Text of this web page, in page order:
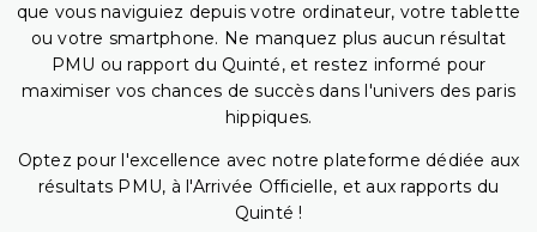
que vous naviguiez depuis votre ordinateur, votre tablette
ou votre smartphone. Ne manquez plus aucun résultat
PMU ou rapport du Quinté, et restez informé pour
maximiser vos chances de succès dans l'univers des paris
hippiques.
Optez pour l'excellence avec notre plateforme dédiée aux
résultats PMU, à l'Arrivée Officielle, et aux rapports du
Quinté !